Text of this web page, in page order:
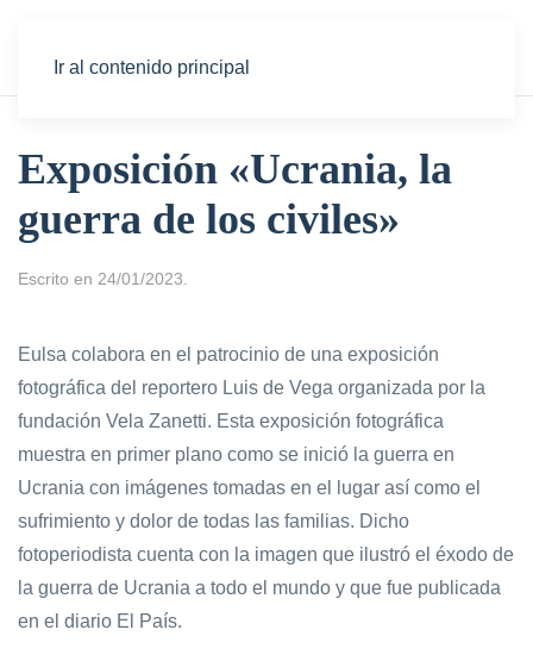
Ir al contenido principal
Exposición «Ucrania, la
guerra de los civiles»
Escrito en 24/01/2023
Eulsa colabora en el patrocinio de una exposición
fotográfica del reportero Luis de Vega organizada por la
fundación Vela Zanetti. Esta exposición fotográfica
muestra en primer plano como se inició la guerra en
Ucrania con imágenes tomadas en el lugar así como el
sufrimiento y dolor de todas las familias. Dicho
fotoperiodista cuenta con la imagen que ilustró el éxodo de
la guerra de Ucrania a todo el mundo y que fue publicada
en el diario El País.